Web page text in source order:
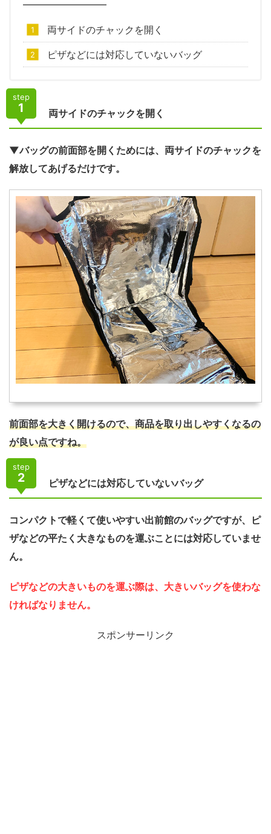
両サイドのチャックを開く
ピザなどには対応していないバッグ
step
1 両サイドのチャックを開く
▼バッグの前面部を開くためには、両サイドのチャックを
解放してあげるだけです。
前面部を大きく開けるので、商品を取り出しやすくなるの
が良い点ですね。
step
2 ピザなどには対応していないバッグ
コンパクトで軽くて使いやすい出前館のバッグですが、ピ
ザなどの平たく大きなものを運ぶことには対応していませ
ん。
ピザなどの大きいものを運ぶ際は、大きいバッグを使わな
ければなりません。
スポンサーリンク